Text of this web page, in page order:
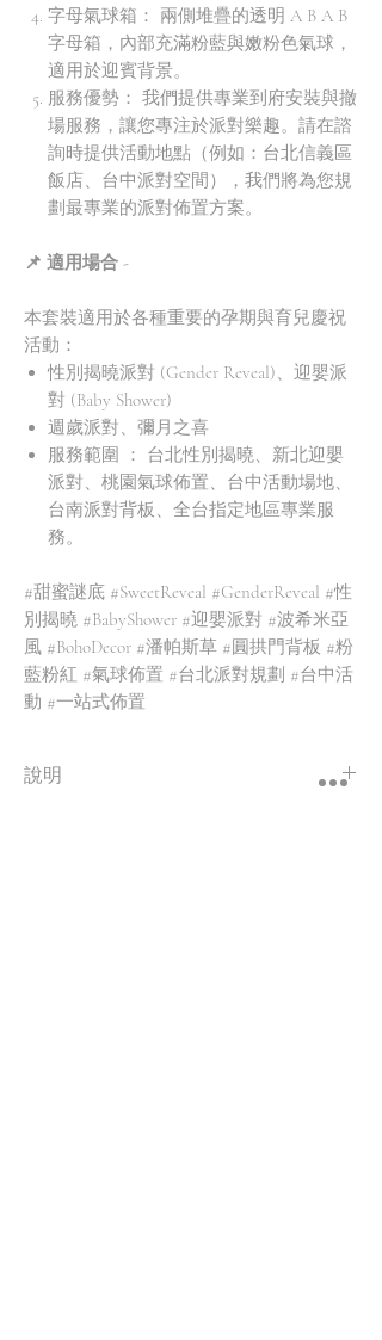
字母氣球箱： 兩側堆疊的透明 A B A B
字母箱，內部充滿粉藍與嫩粉色氣球，
適用於迎賓背景。
服務優勢： 我們提供專業到府安裝與撤
場服務，讓您專注於派對樂趣。請在諮
詢時提供活動地點（例如：台北信義區
飯店、台中派對空間），我們將為您規
劃最專業的派對佈置方案。
📌 適用場合 -
本套裝適用於各種重要的孕期與育兒慶祝
活動：
性別揭曉派對 (Gender Reveal)、迎嬰派
對 (Baby Shower)
週歲派對、彌月之喜
服務範圍 ： 台北性別揭曉、新北迎嬰
派對、桃園氣球佈置、台中活動場地、
台南派對背板、全台指定地區專業服
務。
#甜蜜謎底 #SweetReveal #GenderReveal #性
別揭曉 #BabyShower #迎嬰派對 #波希米亞
風 #BohoDecor #潘帕斯草 #圓拱門背板 #粉
藍粉紅 #氣球佈置 #台北派對規劃 #台中活
動 #一站式佈置
說明